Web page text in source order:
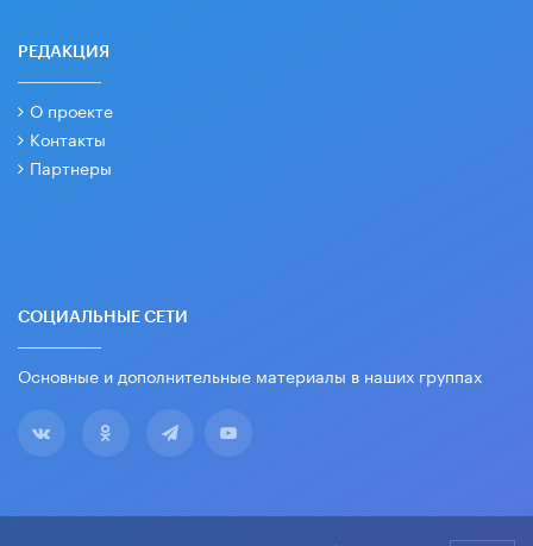
РЕДАКЦИЯ
О проекте
Контакты
Партнеры
СОЦИАЛЬНЫЕ СЕТИ
Основные и дополнительные материалы в наших группах